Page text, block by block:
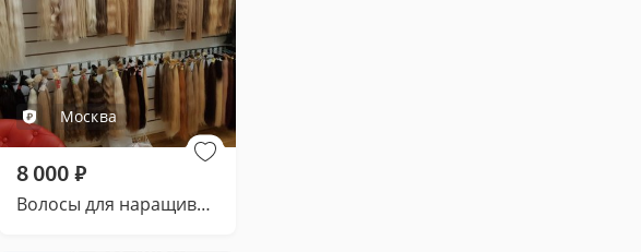
Москва
8 000 ₽
Волосы для наращивания